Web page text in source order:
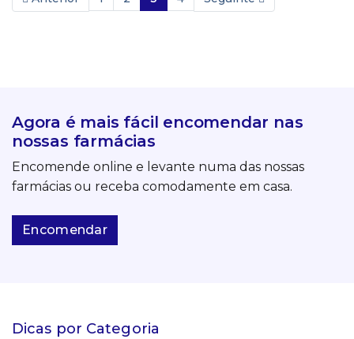
Agora é mais fácil encomendar nas
nossas farmácias
Encomende online e levante numa das nossas
farmácias ou receba comodamente em casa.
Encomendar
Dicas por Categoria